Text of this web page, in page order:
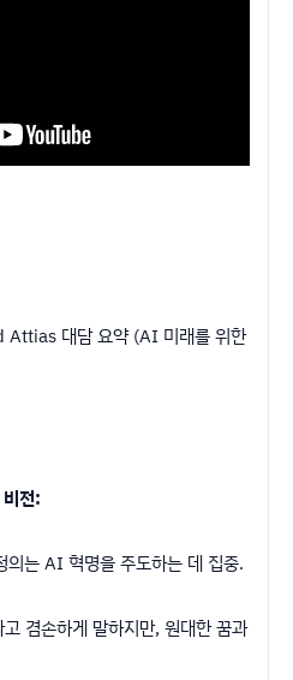
대담 요약 (AI 미래를 위한
전:
의는 AI 혁명을 주도하는 데 집중.
겸손하게 말하지만, 원대한 꿈과